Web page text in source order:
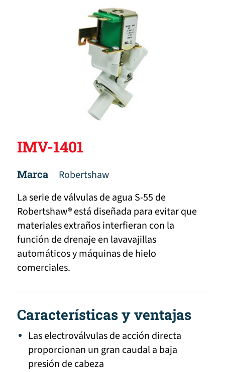
IMV-1401
Marca
Robertshaw
La serie de válvulas de agua S-55 de
Robertshaw® está diseñada para evitar que
materiales extraños interfieran con la
función de drenaje en lavavajillas
automáticos y máquinas de hielo
comerciales.
Características y ventajas
Las electroválvulas de acción directa
proporcionan un gran caudal a baja
presión de cabeza